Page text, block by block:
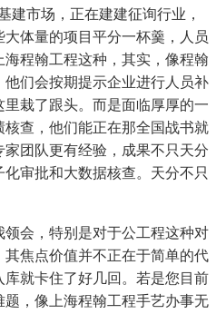
建市场，正在建建征询行业，
体量的项目平分一杯羹，人员
程翰工程这种，其实，像程翰
们会按期提示企业进行人员补
栽了跟头。而是面临厚厚的一
查，他们能正在那全国战书就
团队更有经验，成果不只天分
审批和大数据核查。天分不只
会，特别是对于公工程这种对
焦点价值并不正在于简单的代
就卡住了好几回。若是您目前
，像上海程翰工程手艺办事无